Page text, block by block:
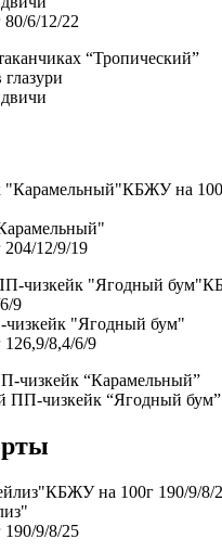
6/12/22
“Тропический”
12/9/19
"Ягодный бум"
8,4/6/9
чизкейк “Карамельный”
ПП-чизкейк “Ягодный бум”
9/8/25